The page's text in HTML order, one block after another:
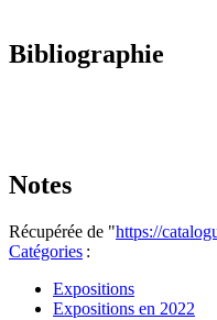
Bibliographie
Notes
Récupérée de "https://
Catégories :
Expositions
Expositions en 2022